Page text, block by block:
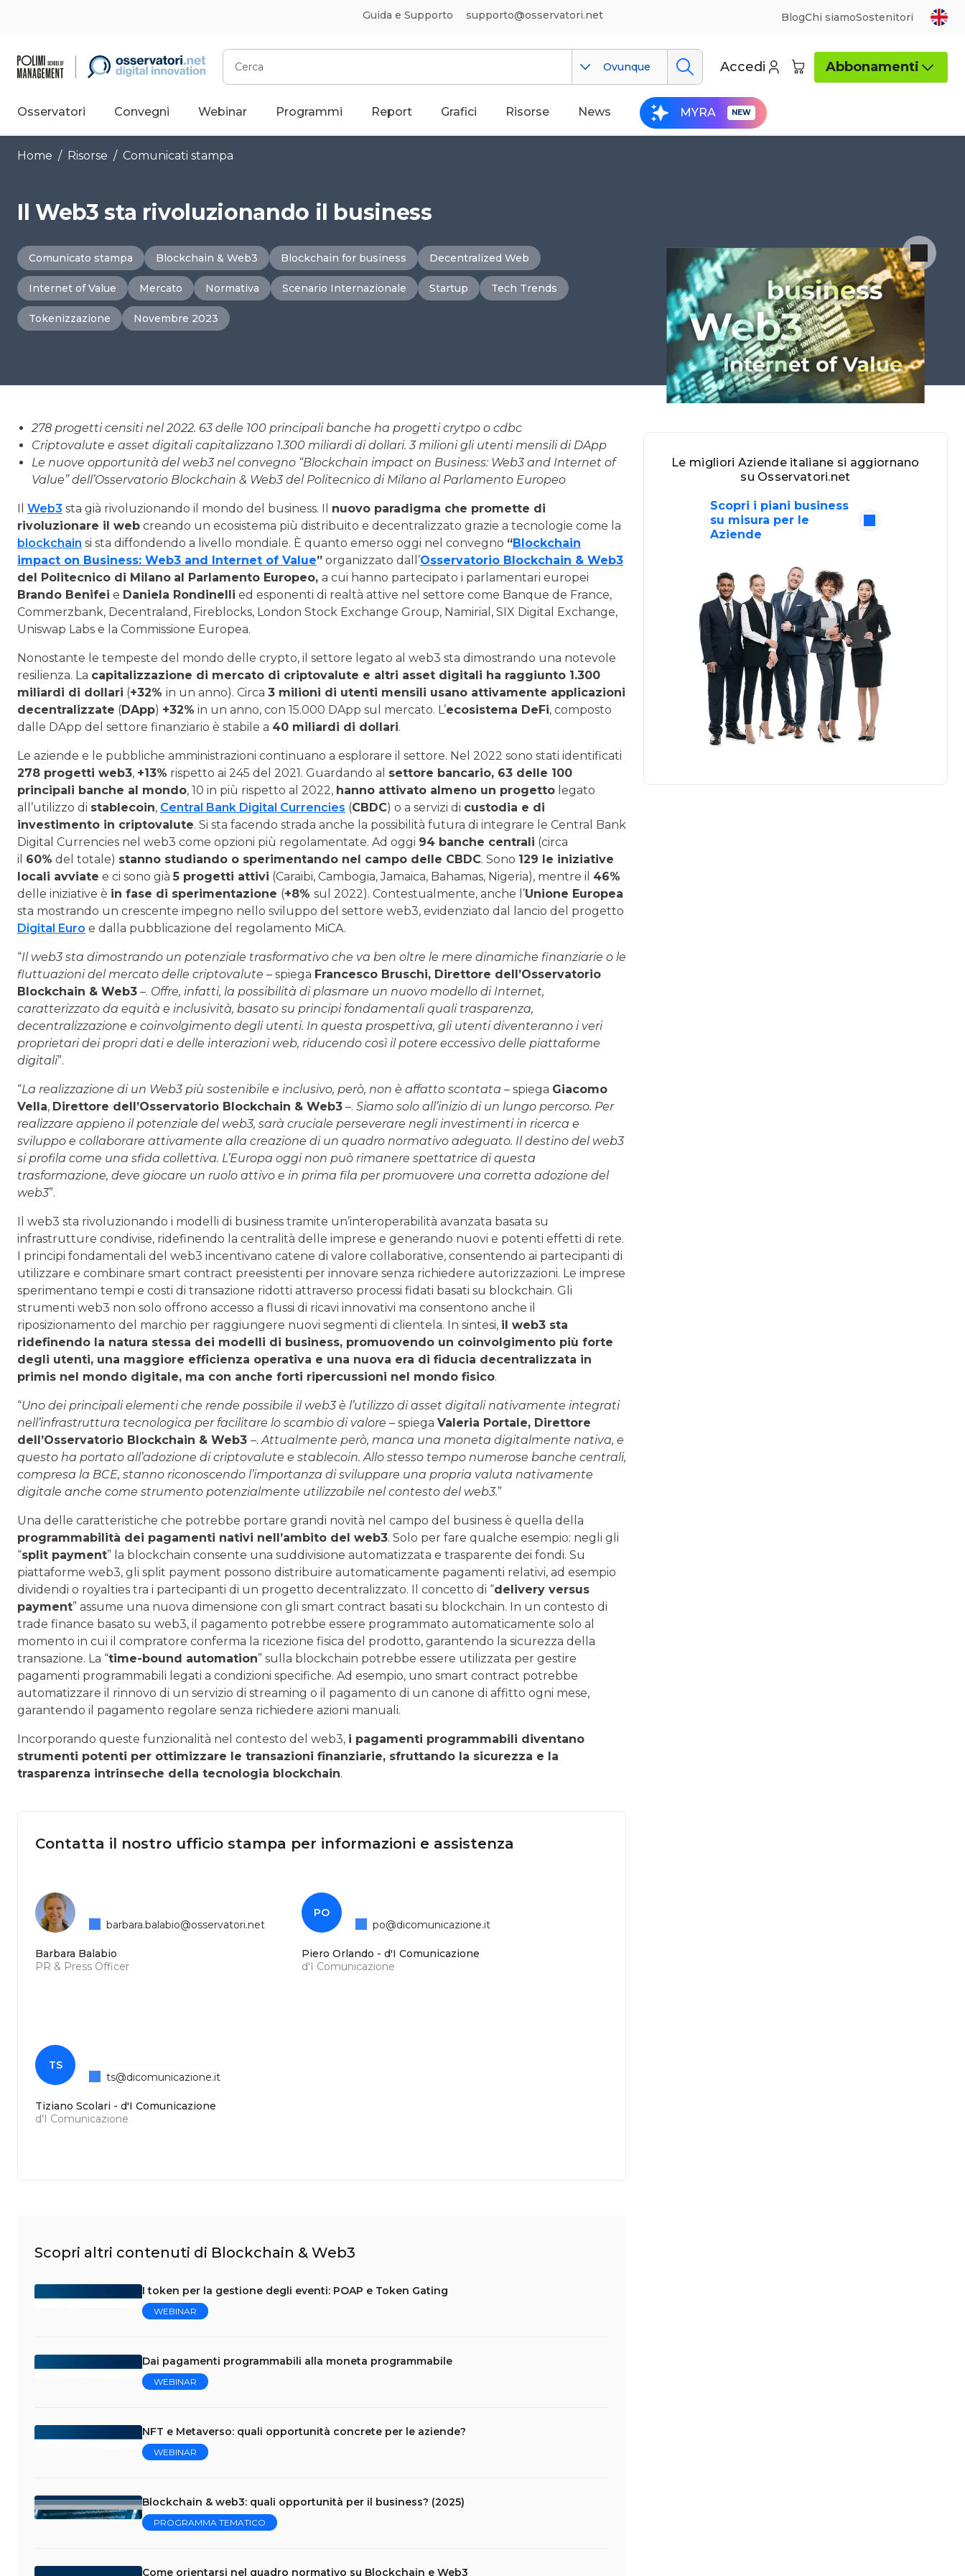
Guida e Supporto supporto@osservatori.net BlogChi siamoSostenitori
Cerca
Ovunque Accedi Abbonamenti
Osservatori Convegni Webinar Programmi Report Grafici Risorse News MYRA
Home / Risorse / Comunicati stampa
Il Web3 sta rivoluzionando il business
Comunicato stampa Blockchain & Web3 Blockchain for business Decentralized Web
Internet of Value Mercato Normativa Scenario Internazionale Startup Tech Trends
Tokenizzazione Novembre 2023
278 progetti censiti nel 2022. 63 delle 100 principali banche ha progetti crytpo o cdbc
Criptovalute e asset digitali capitalizzano 1.300 miliardi di dollari. 3 milioni gli utenti mensili di DApp
Le nuove opportunità del web3 nel convegno “Blockchain impact on Business: Web3 and Internet of
Value” dell’Osservatorio Blockchain & Web3 del Politecnico di Milano al Parlamento Europeo
Il Web3 sta già rivoluzionando il mondo del business. Il nuovo paradigma che promette di
rivoluzionare il web creando un ecosistema più distribuito e decentralizzato grazie a tecnologie come la
blockchain si sta diffondendo a livello mondiale. È quanto emerso oggi nel convegno “Blockchain
impact on Business: Web3 and Internet of Value” organizzato dall’Osservatorio Blockchain & Web3
del Politecnico di Milano al Parlamento Europeo, a cui hanno partecipato i parlamentari europei
Brando Benifei e Daniela Rondinelli ed esponenti di realtà attive nel settore come Banque de France,
Commerzbank, Decentraland, Fireblocks, London Stock Exchange Group, Namirial, SIX Digital Exchange,
Uniswap Labs e la Commissione Europea.
Nonostante le tempeste del mondo delle crypto, il settore legato al web3 sta dimostrando una notevole
resilienza. La capitalizzazione di mercato di criptovalute e altri asset digitali ha raggiunto 1.300
miliardi di dollari (+32% in un anno). Circa 3 milioni di utenti mensili usano attivamente applicazioni
decentralizzate (DApp) +32% in un anno, con 15.000 DApp sul mercato. L’ecosistema DeFi, composto
dalle DApp del settore finanziario è stabile a 40 miliardi di dollari.
Le aziende e le pubbliche amministrazioni continuano a esplorare il settore. Nel 2022 sono stati identificati
278 progetti web3, +13% rispetto ai 245 del 2021. Guardando al settore bancario, 63 delle 100
principali banche al mondo, 10 in più rispetto al 2022, hanno attivato almeno un progetto legato
all’utilizzo di stablecoin, Central Bank Digital Currencies (CBDC) o a servizi di custodia e di
investimento in criptovalute. Si sta facendo strada anche la possibilità futura di integrare le Central Bank
Digital Currencies nel web3 come opzioni più regolamentate. Ad oggi 94 banche centrali (circa
il 60% del totale) stanno studiando o sperimentando nel campo delle CBDC. Sono 129 le iniziative
locali avviate e ci sono già 5 progetti attivi (Caraibi, Cambogia, Jamaica, Bahamas, Nigeria), mentre il 46%
delle iniziative è in fase di sperimentazione (+8% sul 2022). Contestualmente, anche l’Unione Europea
sta mostrando un crescente impegno nello sviluppo del settore web3, evidenziato dal lancio del progetto
Digital Euro e dalla pubblicazione del regolamento MiCA.
“Il web3 sta dimostrando un potenziale trasformativo che va ben oltre le mere dinamiche finanziarie o le
fluttuazioni del mercato delle criptovalute – spiega Francesco Bruschi, Direttore dell’Osservatorio
Blockchain & Web3 –. Offre, infatti, la possibilità di plasmare un nuovo modello di Internet,
caratterizzato da equità e inclusività, basato su principi fondamentali quali trasparenza,
decentralizzazione e coinvolgimento degli utenti. In questa prospettiva, gli utenti diventeranno i veri
proprietari dei propri dati e delle interazioni web, riducendo così il potere eccessivo delle piattaforme
digitali”.
“La realizzazione di un Web3 più sostenibile e inclusivo, però, non è affatto scontata – spiega Giacomo
Vella, Direttore dell’Osservatorio Blockchain & Web3 –. Siamo solo all’inizio di un lungo percorso. Per
realizzare appieno il potenziale del web3, sarà cruciale perseverare negli investimenti in ricerca e
sviluppo e collaborare attivamente alla creazione di un quadro normativo adeguato. Il destino del web3
si profila come una sfida collettiva. L’Europa oggi non può rimanere spettatrice di questa
trasformazione, deve giocare un ruolo attivo e in prima fila per promuovere una corretta adozione del
web3”.
Il web3 sta rivoluzionando i modelli di business tramite un’interoperabilità avanzata basata su
infrastrutture condivise, ridefinendo la centralità delle imprese e generando nuovi e potenti effetti di rete.
I principi fondamentali del web3 incentivano catene di valore collaborative, consentendo ai partecipanti di
utilizzare e combinare smart contract preesistenti per innovare senza richiedere autorizzazioni. Le imprese
sperimentano tempi e costi di transazione ridotti attraverso processi fidati basati su blockchain. Gli
strumenti web3 non solo offrono accesso a flussi di ricavi innovativi ma consentono anche il
riposizionamento del marchio per raggiungere nuovi segmenti di clientela. In sintesi, il web3 sta
ridefinendo la natura stessa dei modelli di business, promuovendo un coinvolgimento più forte
degli utenti, una maggiore efficienza operativa e una nuova era di fiducia decentralizzata in
primis nel mondo digitale, ma con anche forti ripercussioni nel mondo fisico.
“Uno dei principali elementi che rende possibile il web3 è l’utilizzo di asset digitali nativamente integrati
nell’infrastruttura tecnologica per facilitare lo scambio di valore – spiega Valeria Portale, Direttore
dell’Osservatorio Blockchain & Web3 –.Attualmente però, manca una moneta digitalmente nativa, e
questo ha portato all’adozione di criptovalute e stablecoin. Allo stesso tempo numerose banche centrali,
compresa la BCE, stanno riconoscendo l’importanza di sviluppare una propria valuta nativamente
digitale anche come strumento potenzialmente utilizzabile nel contesto del web3.”
Una delle caratteristiche che potrebbe portare grandi novità nel campo del business è quella della
programmabilità dei pagamenti nativi nell’ambito del web3. Solo per fare qualche esempio: negli gli
“split payment” la blockchain consente una suddivisione automatizzata e trasparente dei fondi. Su
piattaforme web3, gli split payment possono distribuire automaticamente pagamenti relativi, ad esempio
dividendi o royalties tra i partecipanti di un progetto decentralizzato. Il concetto di “delivery versus
payment” assume una nuova dimensione con gli smart contract basati su blockchain. In un contesto di
trade finance basato su web3, il pagamento potrebbe essere programmato automaticamente solo al
momento in cui il compratore conferma la ricezione fisica del prodotto, garantendo la sicurezza della
transazione. La “time-bound automation” sulla blockchain potrebbe essere utilizzata per gestire
pagamenti programmabili legati a condizioni specifiche. Ad esempio, uno smart contract potrebbe
automatizzare il rinnovo di un servizio di streaming o il pagamento di un canone di affitto ogni mese,
garantendo il pagamento regolare senza richiedere azioni manuali.
Incorporando queste funzionalità nel contesto del web3, i pagamenti programmabili diventano
strumenti potenti per ottimizzare le transazioni finanziarie, sfruttando la sicurezza e la
trasparenza intrinseche della tecnologia blockchain.
Contatta il nostro ufficio stampa per informazioni e assistenza
Barbara Balabio
PR & Press Officer
barbara.balabio@osservatori.net
PO
Piero Orlando - d'I Comunicazione
d'I Comunicazione
po@dicomunicazione.it
TS
Tiziano Scolari - d'I Comunicazione
d'I Comunicazione
ts@dicomunicazione.it
Scopri altri contenuti di Blockchain & Web3
I token per la gestione degli eventi: POAP e Token Gating
WEBINAR
Dai pagamenti programmabili alla moneta programmabile
WEBINAR
NFT e Metaverso: quali opportunità concrete per le aziende?
WEBINAR
Blockchain & web3: quali opportunità per il business? (2025)
PROGRAMMA TEMATICO
Come orientarsi nel quadro normativo su Blockchain e Web3
Le migliori Aziende italiane si aggiornano
su Osservatori.net
Scopri i piani business
su misura per le
Aziende